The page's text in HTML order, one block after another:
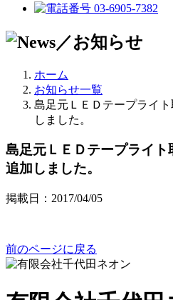
03-6905-7382
ホーム
お知らせ一覧
島足元ＬＥＤテープライ
しました。
島足元ＬＥＤテープライ
追加しました。
掲載日：2017/04/05
前のページに戻る